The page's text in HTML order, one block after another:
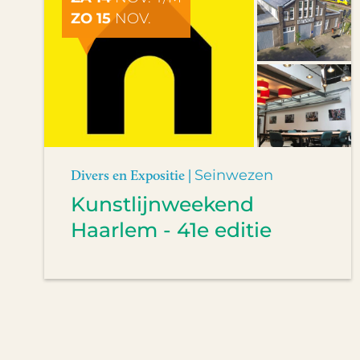
ZO 15NOV.
Divers en Expositie | Seinwezen
Kunstlijnweekend
Haarlem - 41e editie